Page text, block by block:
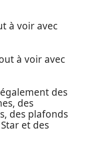
à voir avec
à voir avec
des
des
des plafonds
et des